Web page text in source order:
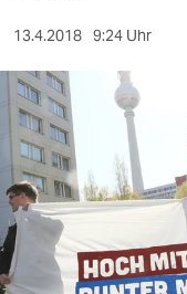
kultur
sport
berlin
nord
wahrheit
verlag
13.4.2018 9:24 Uhr